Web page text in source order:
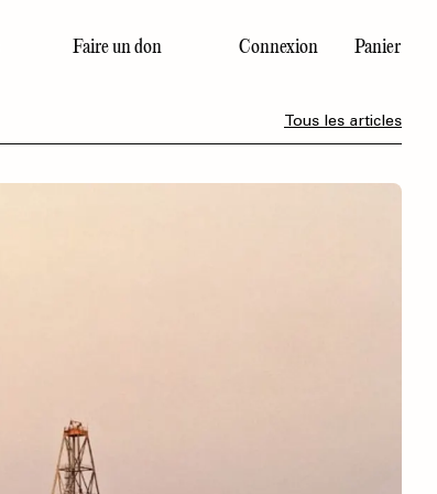
Faire un don Connexion Panier
Tous les articles